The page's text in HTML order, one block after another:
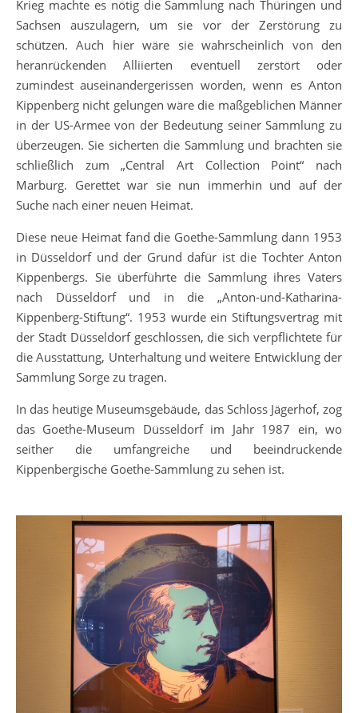
Krieg machte es nötig die Sammlung nach Thüringen und
Sachsen auszulagern, um sie vor der Zerstörung zu
schützen. Auch hier wäre sie wahrscheinlich von den
heranrückenden Alliierten eventuell zerstört oder
zumindest auseinandergerissen worden, wenn es Anton
Kippenberg nicht gelungen wäre die maßgeblichen Männer
in der US-Armee von der Bedeutung seiner Sammlung zu
überzeugen. Sie sicherten die Sammlung und brachten sie
schließlich zum „Central Art Collection Point“ nach
Marburg. Gerettet war sie nun immerhin und auf der
Suche nach einer neuen Heimat.
Diese neue Heimat fand die Goethe-Sammlung dann 1953
in Düsseldorf und der Grund dafür ist die Tochter Anton
Kippenbergs. Sie überführte die Sammlung ihres Vaters
nach Düsseldorf und in die „Anton-und-Katharina-
Kippenberg-Stiftung“. 1953 wurde ein Stiftungsvertrag mit
der Stadt Düsseldorf geschlossen, die sich verpflichtete für
die Ausstattung, Unterhaltung und weitere Entwicklung der
Sammlung Sorge zu tragen.
In das heutige Museumsgebäude, das Schloss Jägerhof, zog
das Goethe-Museum Düsseldorf im Jahr 1987 ein, wo
seither die umfangreiche und beeindruckende
Kippenbergische Goethe-Sammlung zu sehen ist.